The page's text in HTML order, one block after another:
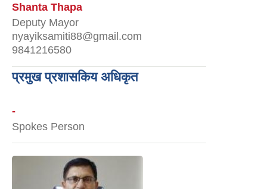
Shanta Thapa
Deputy Mayor
nyayiksamiti88@gmail.com
9841216580
प्रमुख प्रशासकिय अधिकृत
-
Spokes Person